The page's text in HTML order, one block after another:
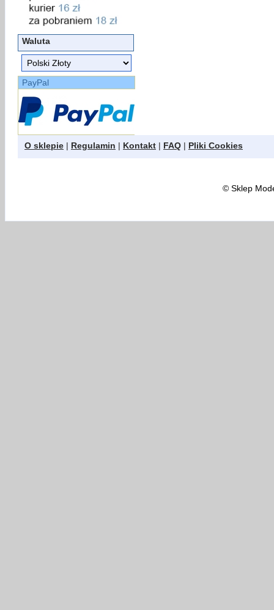
Waluta
PayPal
O sklepie | Regulamin | Kontakt | FAQ | Pliki Cookies
©Sklep